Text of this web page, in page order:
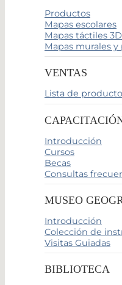
Productos
Mapas escolares
Mapas táctiles 3D
Mapas murales
VENTAS
Lista de
Introducción
Cursos
Becas
Consultas
MUSEO
Introducción
Colección de
Visitas Guiadas
BIBLIOTECA